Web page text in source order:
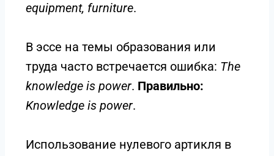
equipment, furniture.
В эссе на темы образования или
труда часто встречается ошибка: The
knowledge is power. Правильно:
Knowledge is power.
Использование нулевого артикля в